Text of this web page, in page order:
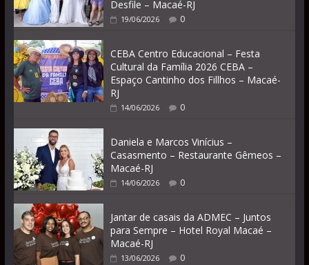
Desfile – Macaé-RJ
19/06/2026 0
CEBA Centro Educacional – Festa
Cultural da Família 2026 CEBA –
Espaço Cantinho dos Fillhos – Macaé-
RJ
14/06/2026 0
Daniela e Marcos Vinícius –
Casasmento – Restaurante Gêmeos –
Macaé-RJ
14/06/2026 0
Jantar de casais da ADMEC – Juntos
para Sempre – Hotel Royal Macaé –
Macaé-RJ
13/06/2026 0